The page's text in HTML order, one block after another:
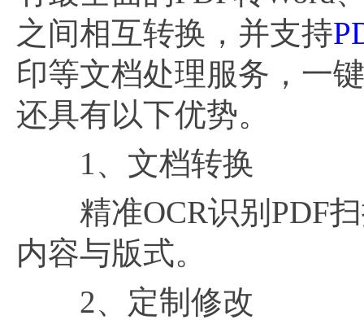
之间相互转换，并支持
印等文档处理服务，一
还具有以下优势。
1、文档转换
精准OCR识别PDF扫
内容与版式。
2、定制修改